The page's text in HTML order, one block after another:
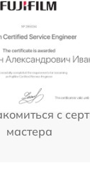
с
мастера